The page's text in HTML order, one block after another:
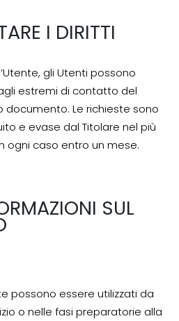
I DIRITTI
gli Utenti possono
estremi di contatto del
documento. Le richieste sono
e evase dal Titolare nel più
ogni caso entro un mese.
SUL
possono essere utilizzati da
o nelle fasi preparatorie alla